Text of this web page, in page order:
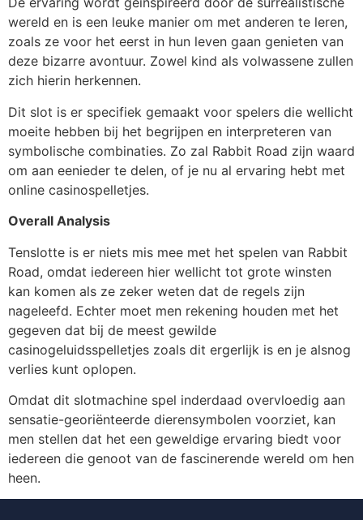
wereld en is een leuke manier om met anderen te leren,
zoals ze voor het eerst in hun leven gaan genieten van
deze bizarre avontuur. Zowel kind als volwassene zullen
zich hierin herkennen.
Dit slot is er specifiek gemaakt voor spelers die wellicht
moeite hebben bij het begrijpen en interpreteren van
symbolische combinaties. Zo zal Rabbit Road zijn waard
om aan eenieder te delen, of je nu al ervaring hebt met
online casinospelletjes.
Overall Analysis
Tenslotte is er niets mis mee met het spelen van Rabbit
Road, omdat iedereen hier wellicht tot grote winsten
kan komen als ze zeker weten dat de regels zijn
nageleefd. Echter moet men rekening houden met het
gegeven dat bij de meest gewilde
casinogeluidsspelletjes zoals dit ergerlijk is en je alsnog
verlies kunt oplopen.
Omdat dit slotmachine spel inderdaad overvloedig aan
sensatie-georiënteerde dierensymbolen voorziet, kan
men stellen dat het een geweldige ervaring biedt voor
iedereen die genoot van de fascinerende wereld om hen
heen.